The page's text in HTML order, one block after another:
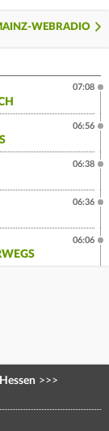
WEBRADIO
07:08
06:56
06:38
06:36
06:06
Hessen >>>